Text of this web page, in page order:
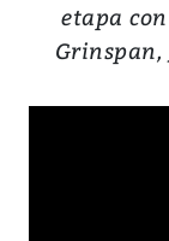
etapa
Grinspan,